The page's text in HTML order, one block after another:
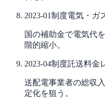
2023-01制度電気・ガ
国の補助金で電気代
階的縮小。
2023-04制度託送料金
送配電事業者の総収
定化を狙う。